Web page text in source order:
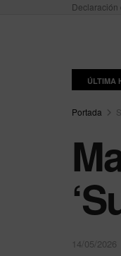
Declaración
ÚLTIMA
Portada
14/05/2026